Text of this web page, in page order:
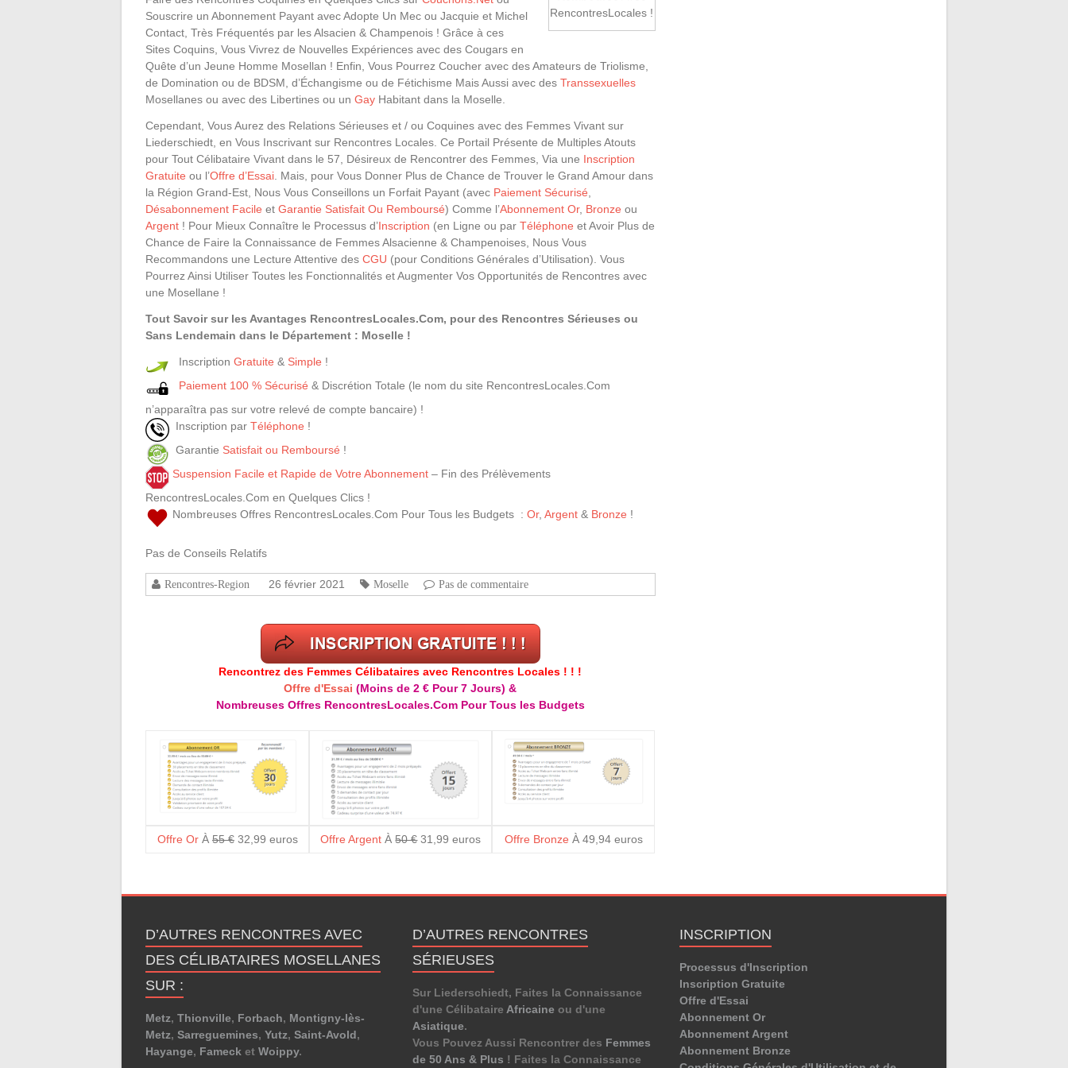
RencontresLocales !
Souscrire un Abonnement Payant avec Adopte Un Mec ou Jacquie et Michel
Contact, Très Fréquentés par les Alsacien & Champenois ! Grâce à ces
Sites Coquins, Vous Vivrez de Nouvelles Expériences avec des Cougars en
Quête d’un Jeune Homme Mosellan ! Enfin, Vous Pourrez Coucher avec des Amateurs de Triolisme,
de Domination ou de BDSM, d’Échangisme ou de Fétichisme Mais Aussi avec des Transsexuelles
Mosellanes ou avec des Libertines ou un Gay Habitant dans la Moselle.
Cependant, Vous Aurez des Relations Sérieuses et / ou Coquines avec des Femmes Vivant sur
Liederschiedt, en Vous Inscrivant sur Rencontres Locales. Ce Portail Présente de Multiples Atouts
pour Tout Célibataire Vivant dans le 57, Désireux de Rencontrer des Femmes, Via une Inscription
Gratuite ou l’Offre d’Essai . Mais, pour Vous Donner Plus de Chance de Trouver le Grand Amour dans
la Région Grand-Est, Nous Vous Conseillons un Forfait Payant (avec Paiement Sécurisé
Désabonnement Facile et Garantie Satisfait Ou Remboursé) Comme l’Abonnement Or, Bronze ou
Argent ! Pour Mieux Connaître le Processus d’Inscription (en Ligne ou par Téléphone et Avoir Plus de
Chance de Faire la Connaissance de Femmes Alsacienne & Champenoises, Nous Vous
Recommandons une Lecture Attentive des CGU (pour Conditions Générales d’Utilisation). Vous
Pourrez Ainsi Utiliser Toutes les Fonctionnalités et Augmenter Vos Opportunités de Rencontres avec
une Mosellane !
Tout Savoir sur les Avantages RencontresLocales.Com, pour des Rencontres Sérieuses ou
Sans Lendemain dans le Département : Moselle !
Inscription Gratuite & Simple !
Paiement 100 % Sécurisé & Discrétion Totale (le nom du site RencontresLocales.Com
n’apparaîtra pas sur votre relevé de compte bancaire) !
Inscription par Téléphone !
Garantie Satisfait ou Remboursé !
Suspension Facile et Rapide de Votre Abonnement – Fin des Prélèvements
RencontresLocales.Com en Quelques Clics !
Nombreuses Offres RencontresLocales.Com Pour Tous les Budgets : Or, Argent & Bronze !
Pas de Conseils Relatifs
Rencontres-Region 26 février 2021 Moselle Pas de commentaire
Rencontrez des Femmes Célibataires avec Rencontres Locales ! ! !
Offre d'Essai (Moins de 2 € Pour 7 Jours) &
Nombreuses Offres RencontresLocales.Com Pour Tous les Budgets
Offre OrÀ 55 €32,99 euros Offre Argent À50 €31,99 euros Offre Bronze À 49,94 euros
D’AUTRES RENCONTRES AVEC
DES CÉLIBATAIRES MOSELLANES
SUR :
Metz, Thionville, Forbach, Montigny-lès-
Metz, Sarreguemines, Yutz, Saint-Avold,
Hayange, Fameck et Woippy.
D’AUTRES RENCONTRES
SÉRIEUSES
Sur Liederschiedt, Faites la Connaissance
d'une Célibataire Africaine ou d'une
Asiatique.
Vous Pouvez Aussi Rencontrer des Femmes
de 50 Ans & Plus ! Faites la Connaissance
INSCRIPTION
Processus d'Inscription
Inscription Gratuite
Offre d'Essai
Abonnement Or
Abonnement Argent
Abonnement Bronze